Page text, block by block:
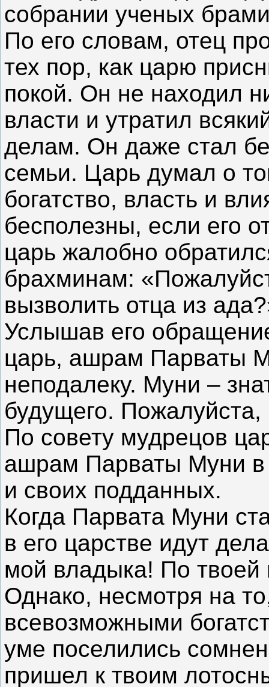
собрании ученых
По его словам, отец
тех пор, как царю
покой. Он не находил
власти и утратил
делам. Он даже стал
семьи. Царь думал о
богатство, власть и
бесполезны, если его
царь жалобно
брахминам:
вызволить отца из
Услышав его
царь, ашрам Парваты
неподалеку. Муни –
будущего.
По совету мудрецов
ашрам Парваты Муни в
и своих подданных.
Когда Парвата Муни
в его царстве идут
мой владыка! По
Однако, несмотря на
всевозможными
уме поселились
пришел к твоим